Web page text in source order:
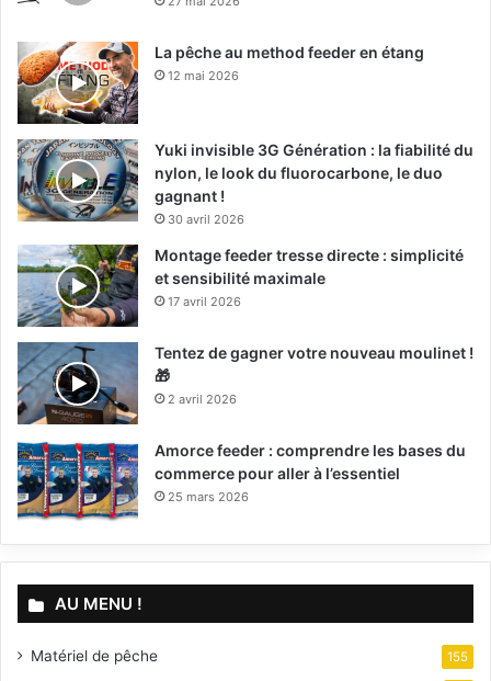
La pêche au method feeder en étang
12 mai 2026
Yuki invisible 3G Génération : la fiabilité du
nylon, le look du fluorocarbone, le duo
gagnant !
30 avril 2026
Montage feeder tresse directe : simplicité
et sensibilité maximale
17 avril 2026
Tentez de gagner votre nouveau moulinet !
🎁
2 avril 2026
Amorce feeder : comprendre les bases du
commerce pour aller à l’essentiel
25 mars 2026
AU MENU !
Matériel de pêche 155